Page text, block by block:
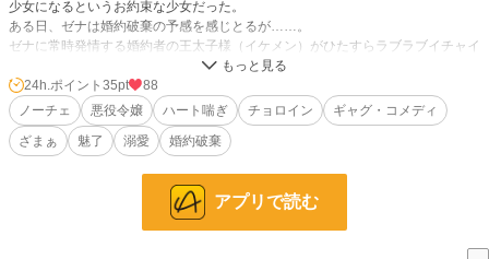
少女になるというお約束な少女だった。
ある日、ゼナは婚約破棄の予感を感じとるが……。
ゼナに常時発情する婚約者の王太子様（イケメン）がひたすらラブラブイチャイ
＊婚約者の王太子主導で人前でしてしまいます。地雷な方はご遠慮下さい。が、
＊R18回には★を入れてあります
24h.ポイント 35pt
88
ノーチェ
悪役令嬢 ハート喘ぎ チョロイン
ギャグ・コメディ
ざまぁ
魅了 溺愛 婚約破棄
アプリで読む